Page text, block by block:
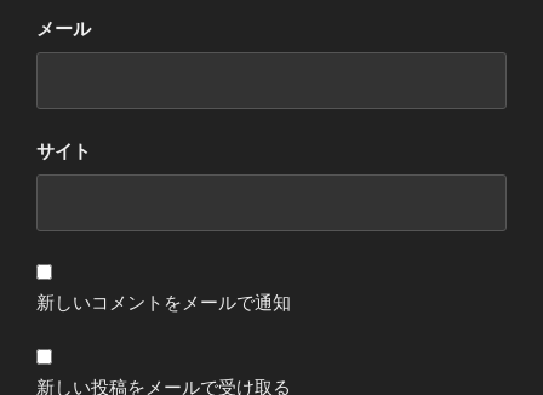
メール
サイト
新しいコメントをメールで通知
新しい投稿をメールで受け取る